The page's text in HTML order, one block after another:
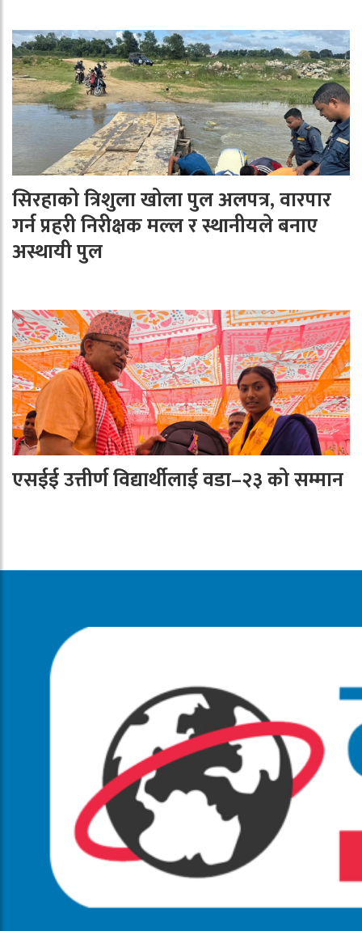
सिरहाको त्रिशुला खोला पुल अलपत्र, वारपार
गर्न प्रहरी निरीक्षक मल्ल र स्थानीयले बनाए
अस्थायी पुल
एसईई उत्तीर्ण विद्यार्थीलाई वडा–२३ को सम्मान